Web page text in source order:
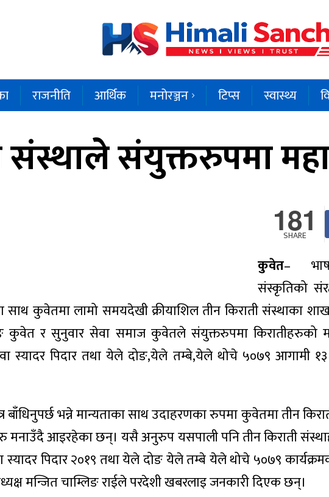
राजनीति आर्थिक मनोरञ्जन टिप्स स्वास्थ्य
संस्थाले संयुक्तरुपमा
181
SHARE
कुवेत–
संस्कृतिको
साथ कुवेतमा लामो समयदेखी क्रीयाशिल तीन किराती संस्थाका
कुवेत र सुनुवार सेवा समाज कुवेतले संयुक्तरुपमा किरातीहरुको
स्यादर पिदार तथा येले दोङ,येले तम्बे,येले थोचे ५०७९ आगामी
बाँधिनुपर्छ भन्ने मान्यताका साथ उदाहरणका रुपमा कुवेतमा तीन
मनाउँदै आइरहेका छन्। यसै अनुरुप यसपाली पनि तीन किराती
स्यादर पिदार २०१९ तथा येले दोङ येले तम्बे येले थोचे ५०७९
मन्जित चाम्लिङ राईले परदेशी खबरलाइ जनकारी दिएक छन्।